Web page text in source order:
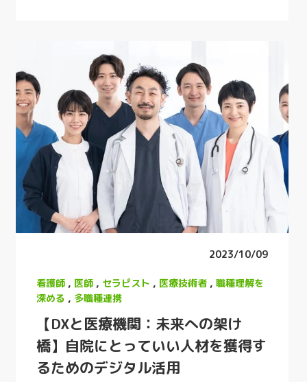
2023/10/09
看護師 , 医師 , セラピスト , 医療技術者 , 職種理解を
深める , 多職種連携
【DXと医療機関：未来への架け
橋】自院にとっていい人材を獲得す
るためのデジタル活用